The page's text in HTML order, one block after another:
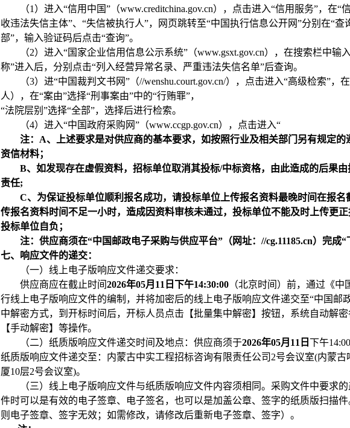
（1）进入“信用中国”（www.creditchina.gov.cn），点击进入“信用服务”，在
收违法失信主体”、“失信被执行人”，网页跳转至“中国执行信息公开网”分别在“查
部”，输入验证码后点击“查询”。
（2）进入“国家企业信用信息公示系统”（www.gsxt.gov.cn），在搜索栏中输
称”进入后，分别点击“列入经营异常名录、严重违法失信名单”后查询。
（3）进“中国裁判文书网”（//wenshu.court.gov.cn/），点击进入“高级检索”
人），在“案由”选择“刑事案由”中的“行贿罪”，
“法院层别”选择“全部”，选择后进行检索。
（4）进入“中国政府采购网”（www.ccgp.gov.cn），点击进入“
注：A、上述要求是对供应商的基本要求，如按照行业及相关部门另有规定
资信材料；
B、如发现存在虚假资料，招标单位取消其投标/中标资格，由此造成的后果
责任;
C、为保证投标单位顺利报名成功，请投标单位上传报名资料最晚时间在报
传报名资料时间不足一小时，造成因资料审核未通过，投标单位不能及时上传更
投标单位自负；
注：供应商须在“中国邮政电子采购与供应平台”（网址：//cg.11185.cn）完成“
七、响应文件的递交：
（一）线上电子版响应文件递交要求：
供应商应在截止时间2026年05月11日下午14:30:00 （北京时间）前，通过《
行线上电子版响应文件的编制，并将加密后的线上电子版响应文件递交至“中国邮
中解密方式，到开标时间后，开标人员点击【批量集中解密】按钮，系统自动解
【手动解密】等操作。
（二） 纸质版响应文件递交时间及地点：供应商须于2026年05月11日 下午
纸质版响应文件递交至：内蒙古中实工程招标咨询有限责任公司2号会议室(内蒙
厦10层2号会议室)。
（三）线上电子版响应文件与纸质版响应文件内容须相同。采购文件中要求
件时可以是有效的电子签章、电子签名，也可以是加盖公章、签字的纸质版扫描
则电子签章、签字无效；如需修改，请修改后重新电子签章、签字）。